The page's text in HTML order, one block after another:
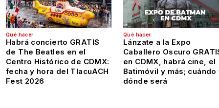
Qué hacer
Habrá concierto GRATIS
de The Beatles en el
Centro Histórico de CDMX:
fecha y hora del TlacuACH
Fest 2026
Qué hacer
Lánzate a la Expo
Caballero Oscuro
en CDMX, habrá cine, el
Batimóvil y más; cuándo
dónde será